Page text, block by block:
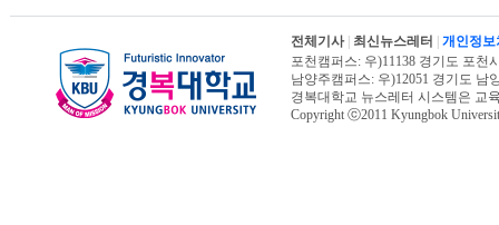
전체기사| 최신뉴스레터
개인정보
포천캠퍼스: 우)11138 경기도 포천
남양주캠퍼스: 우)12051 경기도 남
경복대학교 뉴스레터 시스템은 교
Copyright ⓒ2011 Kyungbok